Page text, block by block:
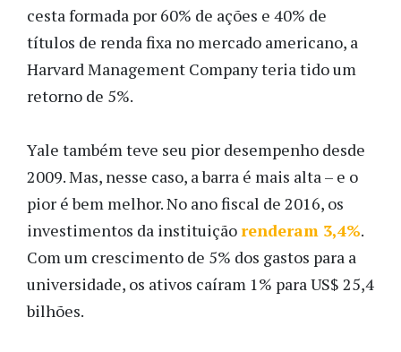
cesta formada por 60% de ações e 40% de
títulos de renda fixa no mercado americano, a
Harvard Management Company teria tido um
retorno de 5%.
Yale também teve seu pior desempenho desde
2009. Mas, nesse caso, a barra é mais alta – e o
pior é bem melhor. No ano fiscal de 2016, os
investimentos da instituiçãorenderam 3,4%.
Com um crescimento de 5% dos gastos para a
universidade, os ativos caíram 1% para US$ 25,4
bilhões.